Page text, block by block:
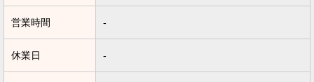
営業時間 -
休業日 -